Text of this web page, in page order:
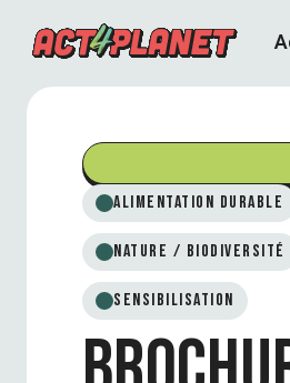
Alimentation durable
Nature / Biodiversité
Sensibilisation